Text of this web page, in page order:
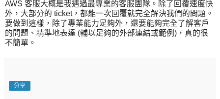
AWS 客服大概是我遇過最專業的客服團隊。除了回覆速度快
外，大部分的 ticket，都能一次回覆就完全解決我們的問題。
要做到這樣，除了專業能力足夠外，還要能夠完全了解客戶
的問題、精準地表達 (輔以足夠的外部連結或範例)，真的很
不簡單。
分享